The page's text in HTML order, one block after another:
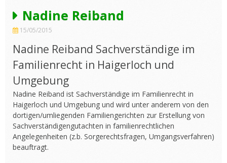
Nadine Reiband
15/05/2015
Nadine Reiband Sachverständige im
Familienrecht in Haigerloch und
Umgebung
Nadine Reiband ist Sachverständige im Familienrecht in
Haigerloch und Umgebung und wird unter anderem von den
dortigen/umliegenden Familiengerichten zur Erstellung von
Sachverständigengutachten in familienrechtlichen
Angelegenheiten (z.b. Sorgerechtsfragen, Umgangsverfahren)
beauftragt.